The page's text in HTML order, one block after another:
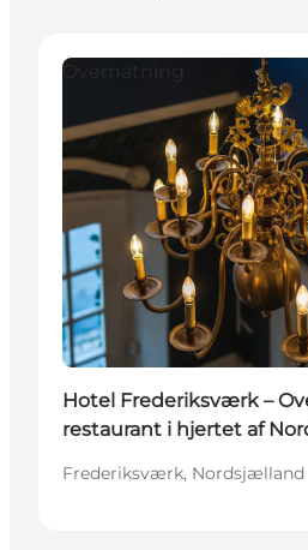
Overnatning
Hotel Frederiksværk –
restaurant i hjertet af
Frederiksværk, Nordsjælland